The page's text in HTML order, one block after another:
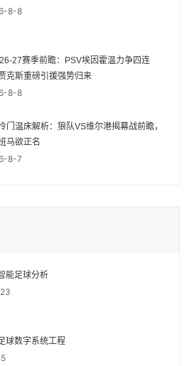
8-8
27赛季前瞻：PSV埃因霍温力争四连
克斯重磅引援强势归来
8-8
门温床解析：狼队VS维尔港揭幕战前瞻，
马欲正名
8-7
能足球分析
球数字系统工程